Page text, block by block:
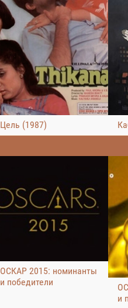
Цель (1987)
ОСКАР 2015: номинанты
и победители
и